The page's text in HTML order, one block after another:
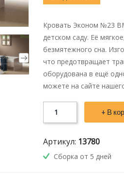
Кровать Эконом №23
детском саду. Её
безмятежного сна.
что предотвращает
оборудована в ещё
можете на сайте
+ В
Артикул: 13780
Сборка от 5 дней